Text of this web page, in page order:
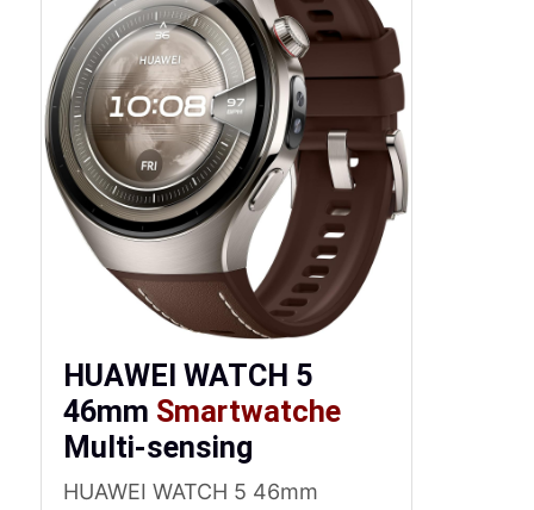
HUAWEI WATCH 5
46mm Smartwatche
Multi-sensing
HUAWEI WATCH 5 46mm